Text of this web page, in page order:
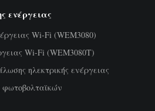
ενέργειας Wi-Fi
ενέργειας Wi-Fi
ενέργειας
Wi-Fi (WEM3080)
Wi-Fi (WEM3080T)
ηλεκτρικής ενέργειας